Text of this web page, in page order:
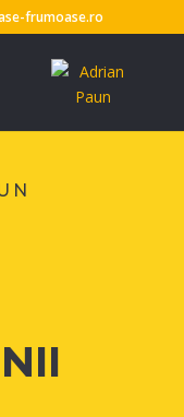
frumoase.ro